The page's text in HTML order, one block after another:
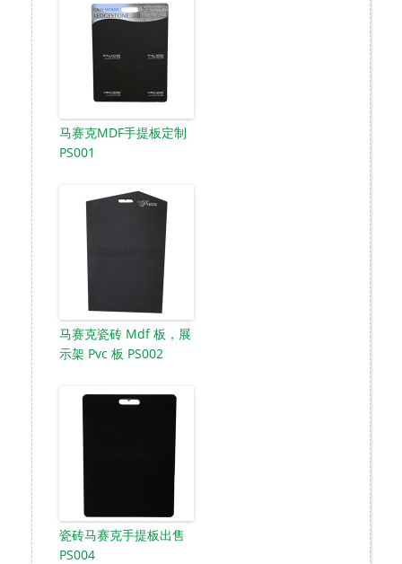
马赛克MDF手提板定制
PS001
马赛克瓷砖 Mdf 板，展
示架 Pvc 板 PS002
瓷砖马赛克手提板出售
PS004